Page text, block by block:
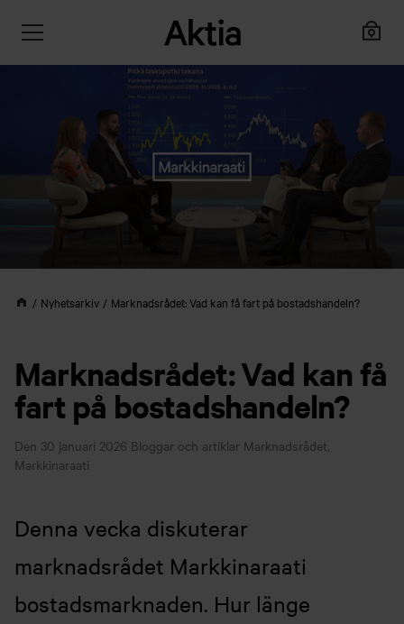
Nyhetsarkiv Marknadsrådet: Vad kan få fart på bostadshandeln?
Marknadsrådet: Vad kan få
fart på bostadshandeln?
Den 30 januari 2026 Bloggar och artiklar Marknadsrådet,
Markkinaraati
Denna vecka diskuterar
marknadsrådet Markkinaraati
bostadsmarknaden. Hur länge